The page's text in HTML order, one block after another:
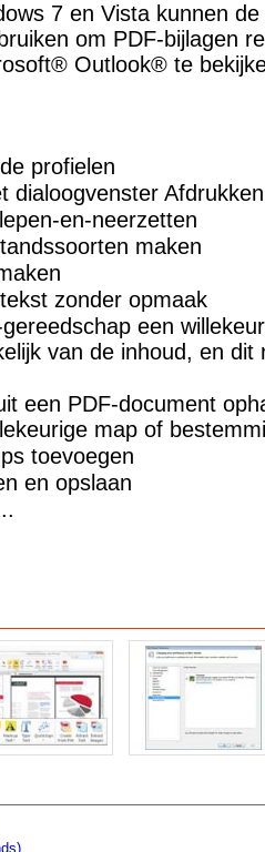
7 en Vista kunnen
om PDF-bijlagen
Outlook® te
profielen
dialoogvenster Afdrukken
en-neerzetten
maken
zonder opmaak
een
van de inhoud, en
een PDF-document
map of
toevoegen
en opslaan